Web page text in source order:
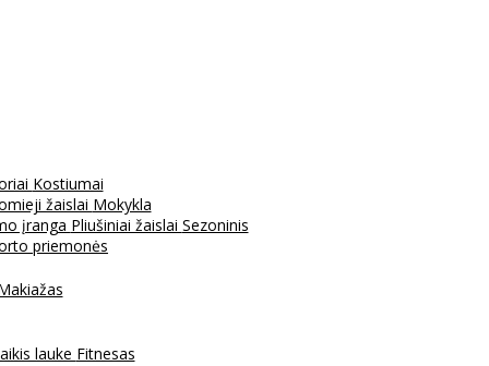
Kostiumai
žaislai Mokykla
įranga Pliušiniai žaislai Sezoninis
priemonės
lauke Fitnesas